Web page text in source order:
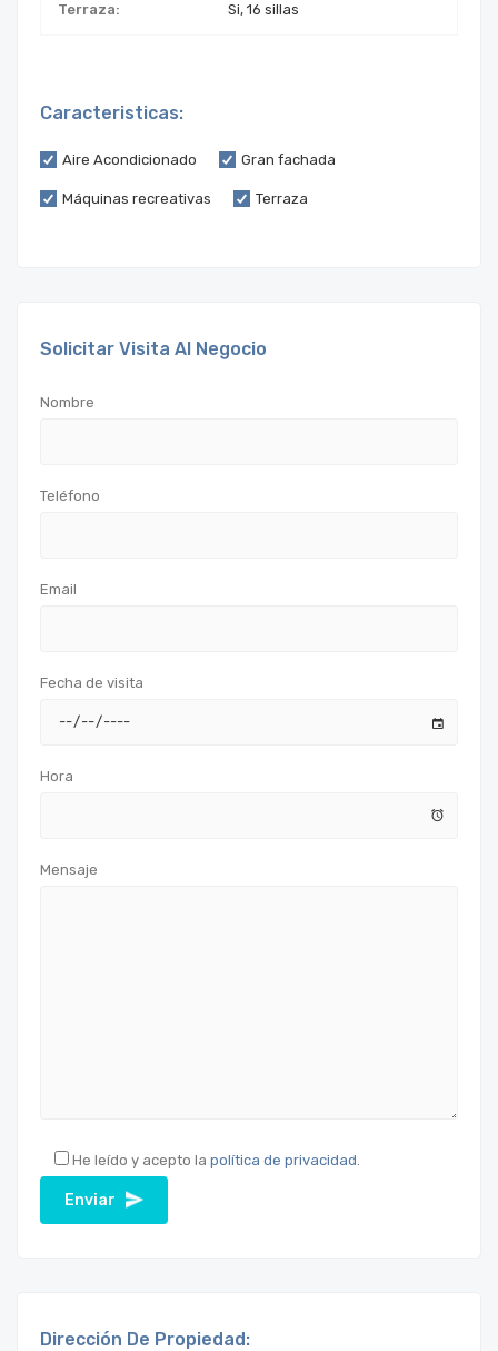
Terraza: Si, 16 sillas
Caracteristicas:
Aire Acondicionado Gran fachada
Máquinas recreativas Terraza
Solicitar Visita Al Negocio
Nombre
Teléfono
Email
Fecha de visita
Hora
Mensaje
He leído y acepto la política de privacidad.
Dirección De Propiedad: